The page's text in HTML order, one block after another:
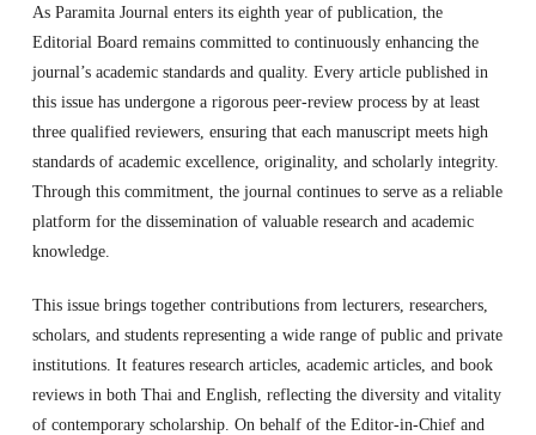
As Paramita Journal enters its eighth year of publication, the
Editorial Board remains committed to continuously enhancing the
journal’s academic standards and quality. Every article published in
this issue has undergone a rigorous peer-review process by at least
three qualified reviewers, ensuring that each manuscript meets high
standards of academic excellence, originality, and scholarly integrity.
Through this commitment, the journal continues to serve as a reliable
platform for the dissemination of valuable research and academic
knowledge.
This issue brings together contributions from lecturers, researchers,
scholars, and students representing a wide range of public and private
institutions. It features research articles, academic articles, and book
reviews in both Thai and English, reflecting the diversity and vitality
of contemporary scholarship. On behalf of the Editor-in-Chief and